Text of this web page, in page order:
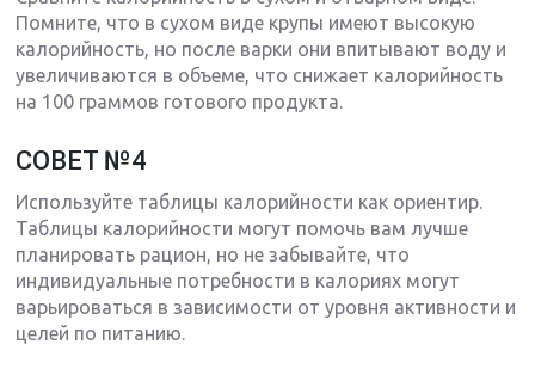
Помните, что в сухом виде крупы имеют высокую
калорийность, но после варки они впитывают воду и
увеличиваются в объеме, что снижает калорийность
на 100 граммов готового продукта.
СОВЕТ №4
Используйте таблицы калорийности как ориентир.
Таблицы калорийности могут помочь вам лучше
планировать рацион, но не забывайте, что
индивидуальные потребности в калориях могут
варьироваться в зависимости от уровня активности и
целей по питанию.